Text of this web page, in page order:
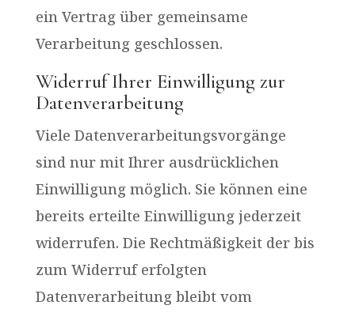
ein Vertrag über gemeinsame
Verarbeitung geschlossen.
Widerruf Ihrer Einwilligung zur
Datenverarbeitung
Viele Datenverarbeitungsvorgänge
sind nur mit Ihrer ausdrücklichen
Einwilligung möglich. Sie können eine
bereits erteilte Einwilligung jederzeit
widerrufen. Die Rechtmäßigkeit der bis
zum Widerruf erfolgten
Datenverarbeitung bleibt vom